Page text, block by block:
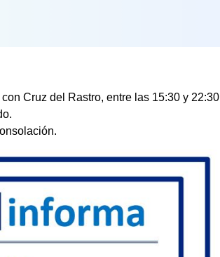
Cruz del Rastro, entre las 15:30 y 22:30